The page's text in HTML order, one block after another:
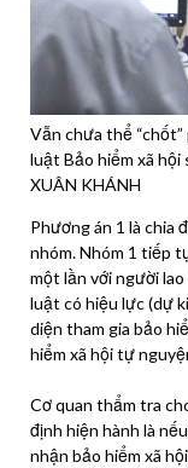
Vẫn chưa thể
luật Bảo hiểm xã hội
XUÂN KHÁNH
Phương án 1 là chia
nhóm. Nhóm 1 tiếp
một lần với người
luật có hiệu lực (dự
diện tham gia bảo
hiểm xã hộitự
Cơ quan thẩm tra
định hiện hành là
nhận bảo hiểm xã hội